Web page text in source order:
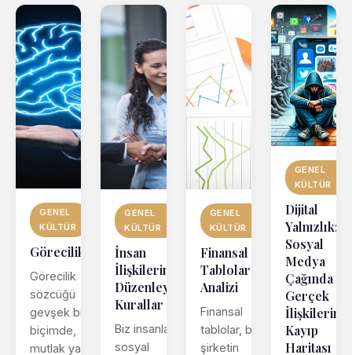
GENEL
KÜLTÜR
Görecilik
Görecilik
sözcüğü
gevşek bir
biçimde,
mutlak ya
GENEL
KÜLTÜR
İnsan
İlişkilerini
Düzenleyen
Kurallar
Biz insanlar
sosyal
GENEL
KÜLTÜR
Finansal
Tablolar
Analizi
Finansal
tablolar, bir
şirketin
GENEL
KÜLTÜR
Dijital
Yalnızlık:
Sosyal
Medya
Çağında
Gerçek
İlişkilerin
Kayıp
Haritası